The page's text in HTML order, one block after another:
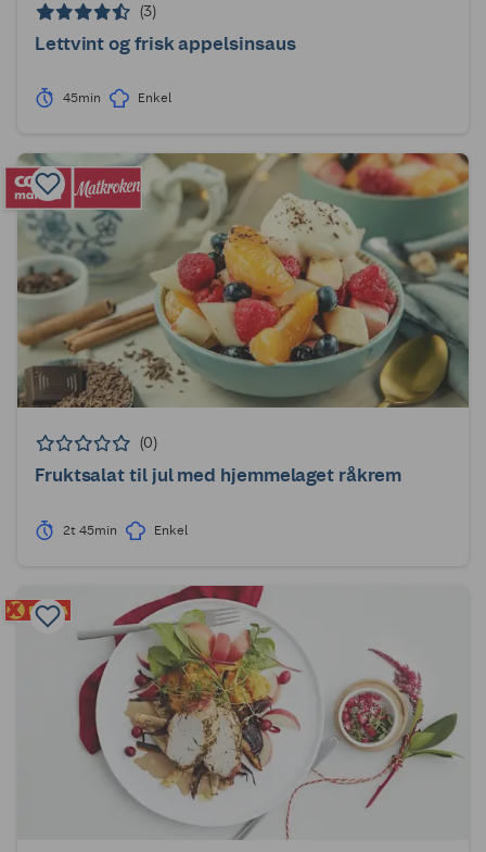
(3)
Lettvint og frisk appelsinsaus
45min Enkel
(0)
Fruktsalat til jul med hjemmelaget råkrem
2t 45min Enkel